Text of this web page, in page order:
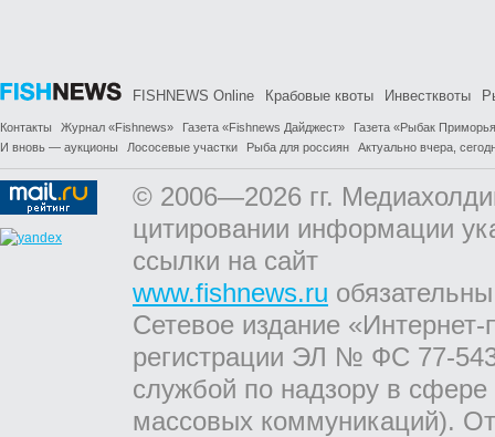
FISHNEWS Online Крабовые квоты Инвестквоты
Контакты Журнал «Fishnews» Газета «Fishnews Дайджест»
Газета «Рыбак
И вновь — аукционы
Лососевые участки Рыба для россиян Актуально вчера,
© 2006—2026 гг.
цитировании информации
ссылки на сайт
www.fishnews.ru
Сетевое издание
регистрации ЭЛ № ФС 77-
службой по надзору в
массовых коммуникаций).